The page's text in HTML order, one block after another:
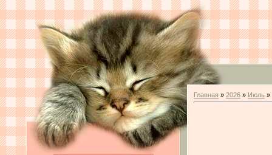
Главная » 2026 » Июль »